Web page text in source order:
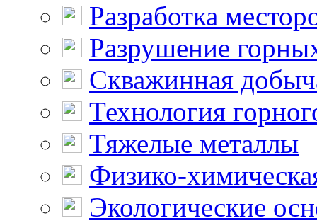
Разработка
Разрушение
Скважинная
Технология
Тяжелые металлы
Физико-
Экологические